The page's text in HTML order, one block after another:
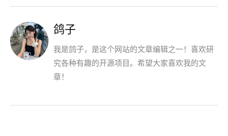
鸽子
我是鸽子，是这个网站的文章编辑之一！喜欢研
究各种有趣的开源项目。希望大家喜欢我的文
章！